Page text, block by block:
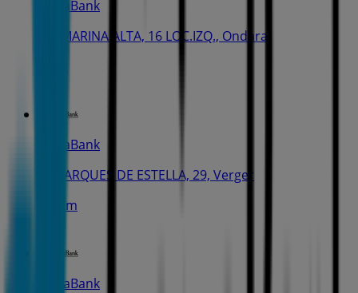
CaixaBank
AV. MARINA ALTA, 16 LOC.IZQ., Ondara
CaixaBank
C. MARQUES DE ESTELLA, 29, Verger
2.4 km
CaixaBank